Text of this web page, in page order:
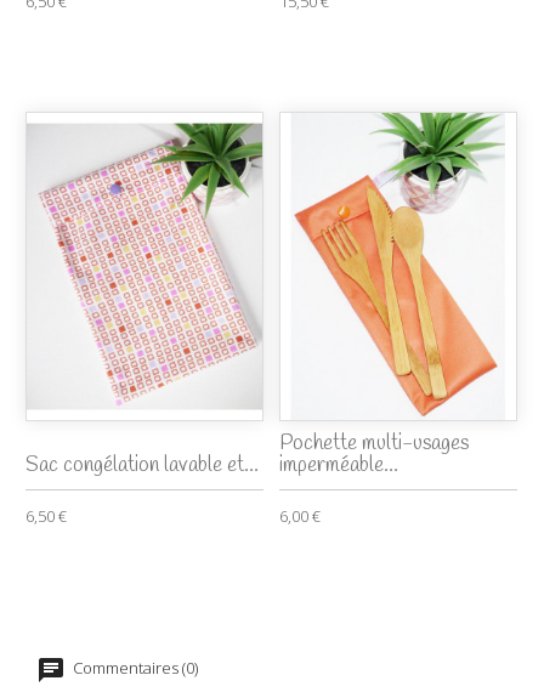
Sac congélation lavable et...
6,50 €
Pochette multi-usages
imperméable...
6,00 €
Commentaires (0)